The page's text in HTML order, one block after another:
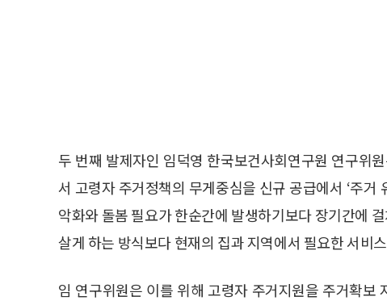
두 번째 발제자인 임덕영 한국보건사회연구원 연구위
서 고령자 주거정책의 무게중심을 신규 공급에서 ‘주
악화와 돌봄 필요가 한순간에 발생하기보다 장기간에
살게 하는 방식보다 현재의 집과 지역에서 필요한 서비
임 연구위원은 이를 위해 고령자 주거지원을 주거확보